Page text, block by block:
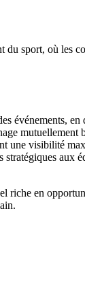
sport, où les
événements,
mutuellement
une visibilité
aux
riche en